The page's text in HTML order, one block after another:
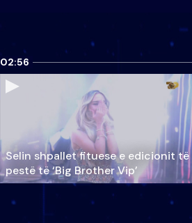
02:56
Selin shpallet fituese e edicionit të
pestë të ‘Big Brother Vip’